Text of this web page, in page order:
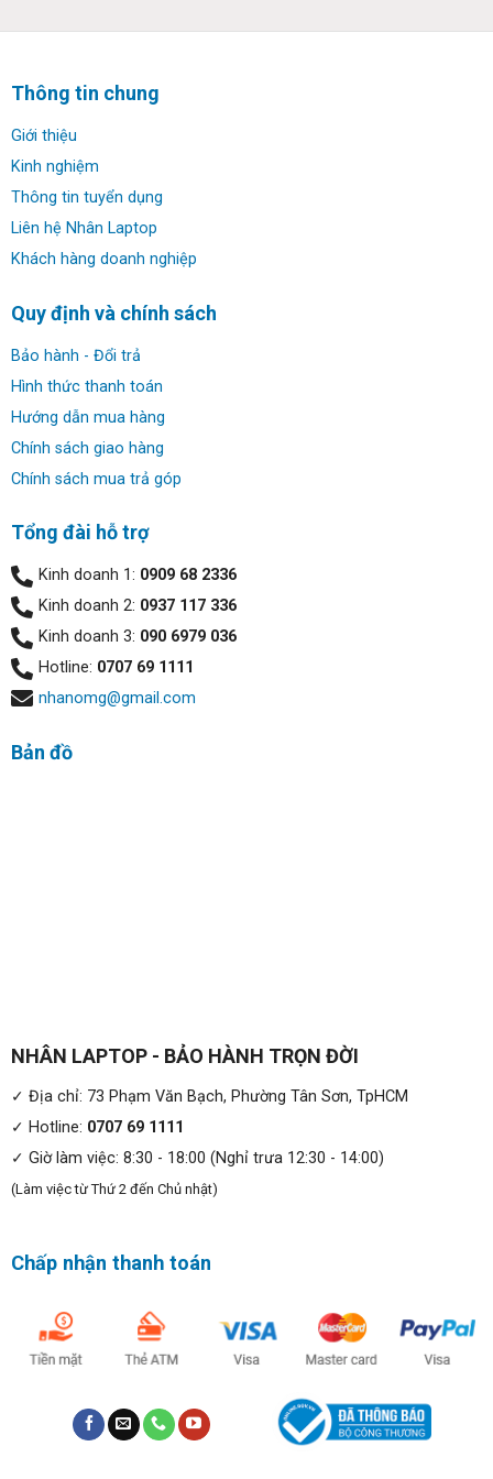
Cội nguồn sức mạnh của MSI Modern 14 B11 nằm ở bộ
vi xử lý Intel Core i5-1155G7 thế hệ mới, đem tới hiệu
độ xung nhịp tối đa đạt mức 4.5GHz cho phép giải quyết
tốt mọi công cụ văn phòng và đáp ứng những tác vụ nặng
cần thiết. Card đồ họa tích hợp Iris Xe mang lại sức mạnh
đáng kể để gia tăng hiệu quả làm việc, ghi nhận khả năng
Mỏng nhẹ, cơ động và phong cách:
MSI Modern 14 B11MOU dễ dàng ghi điểm về mặt thẩm
16.9mm và nặng 1.3kg. Laptop MSI xứng đáng với tên
Mỗi đường nét trên thân máy đều được trau chuốt kỹ
thời đem đến sự cơ động cao đáp ứng nhu cầu di chuyển
cần có của một chiếc laptop thời đại mới.
Thông tin chung
Giới thiệu
Kinh nghiệm
Thông tin tuyển dụng
Liên hệ Nhân Laptop
Khách hàng doanh nghiệp
Quy định và chính sách
Bảo hành - Đổi trả
Hình thức thanh toán
Hướng dẫn mua hàng
Chính sách giao hàng
Chính sách mua trả góp
Tổng đài hỗ trợ
Kinh doanh 1: 0909 68 2336
Kinh doanh 2: 0937 117 336
Kinh doanh 3: 090 6979 036
Hotline: 0707 69 1111
nhanomg@gmail.com
Bản đồ
NHÂN LAPTOP - BẢO HÀNH TRỌN ĐỜI
✓ Địa chỉ: 73 Phạm Văn Bạch, Phường Tân Sơn, TpHCM
✓ Hotline: 0707 69 1111
✓ Giờ làm việc: 8:30 - 18:00 (Nghỉ trưa 12:30 - 14:00)
(Làm việc từ Thứ 2 đến Chủ nhật)
Chấp nhận thanh toán